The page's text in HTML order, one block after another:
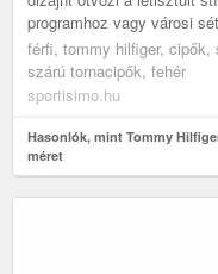
programhoz vagy városi
férfi, tommy hilfiger, cipők,
szárú tornacipők, fehér
sportisimo.hu
Hasonlók, mint Tommy
méret